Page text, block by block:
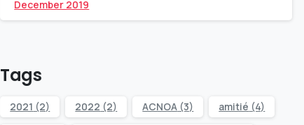
December 2019
Tags
2021 (2) 2022 (2) ACNOA (3) amitié (4)